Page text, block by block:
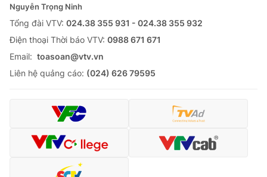
Nguyễn Trọng Ninh
Tổng đài VTV: 024.38 355 931 - 024.38 355 932
Ðiện thoại Thời báo VTV: 0988 671 671
Email: toasoan@vtv.vn
Liên hệ quảng cáo: (024) 626 79595